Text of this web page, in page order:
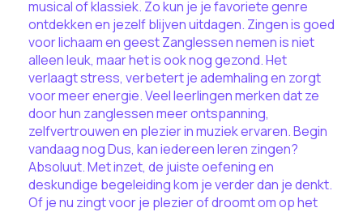
musical of klassiek. Zo kun je je favoriete genre
ontdekken en jezelf blijven uitdagen. Zingen is goed
voor lichaam en geest Zanglessen nemen is niet
alleen leuk, maar het is ook nog gezond. Het
verlaagt stress, verbetert je ademhaling en zorgt
voor meer energie. Veel leerlingen merken dat ze
door hun zanglessen meer ontspanning,
zelfvertrouwen en plezier in muziek ervaren. Begin
vandaag nog Dus, kan iedereen leren zingen?
Absoluut. Met inzet, de juiste oefening en
deskundige begeleiding kom je verder dan je denkt.
Of je nu zingt voor je plezier of droomt om op het